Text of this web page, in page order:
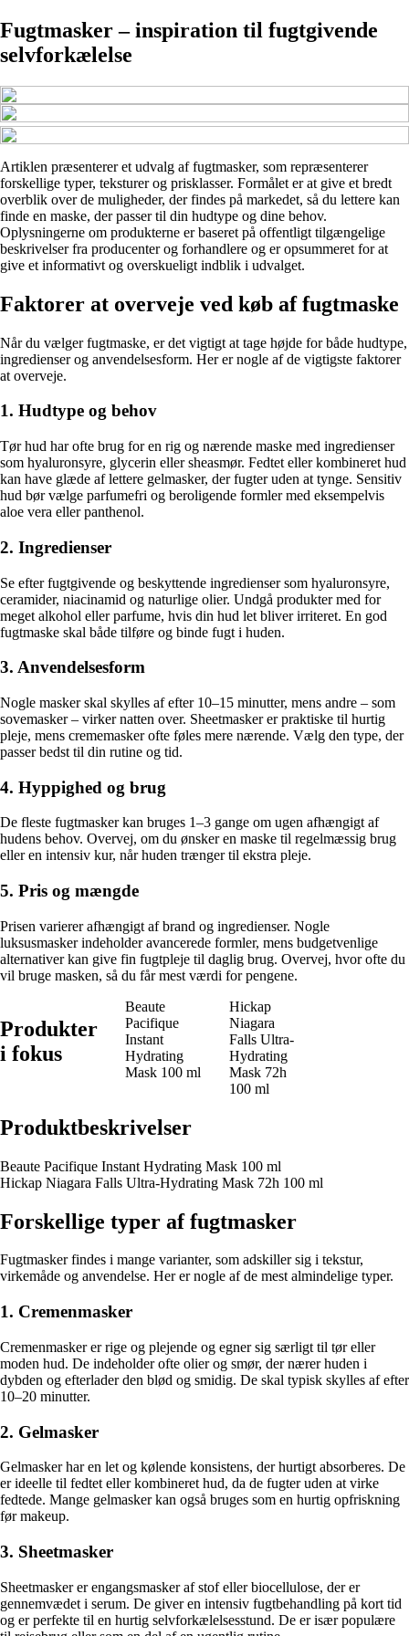
Fugtmasker – inspiration til fugtgivende
selvforkælelse
Artiklen præsenterer et udvalg af fugtmasker, som repræsenterer
forskellige typer, teksturer og prisklasser. Formålet er at give et bredt
overblik over de muligheder, der findes på markedet, så du lettere kan
finde en maske, der passer til din hudtype og dine behov.
Oplysningerne om produkterne er baseret på offentligt tilgængelige
beskrivelser fra producenter og forhandlere og er opsummeret for at
give et informativt og overskueligt indblik i udvalget.
Faktorer at overveje ved køb af fugtmaske
Når du vælger fugtmaske, er det vigtigt at tage højde for både hudtype,
ingredienser og anvendelsesform. Her er nogle af de vigtigste faktorer
at overveje.
1. Hudtype og behov
Tør hud har ofte brug for en rig og nærende maske med ingredienser
som hyaluronsyre, glycerin eller sheasmør. Fedtet eller kombineret hud
kan have glæde af lettere gelmasker, der fugter uden at tynge. Sensitiv
hud bør vælge parfumefri og beroligende formler med eksempelvis
aloe vera eller panthenol.
2. Ingredienser
Se efter fugtgivende og beskyttende ingredienser som hyaluronsyre,
ceramider, niacinamid og naturlige olier. Undgå produkter med for
meget alkohol eller parfume, hvis din hud let bliver irriteret. En god
fugtmaske skal både tilføre og binde fugt i huden.
3. Anvendelsesform
Nogle masker skal skylles af efter 10–15 minutter, mens andre – som
sovemasker – virker natten over. Sheetmasker er praktiske til hurtig
pleje, mens crememasker ofte føles mere nærende. Vælg den type, der
passer bedst til din rutine og tid.
4. Hyppighed og brug
De fleste fugtmasker kan bruges 1–3 gange om ugen afhængigt af
hudens behov. Overvej, om du ønsker en maske til regelmæssig brug
eller en intensiv kur, når huden trænger til ekstra pleje.
5. Pris og mængde
Prisen varierer afhængigt af brand og ingredienser. Nogle
luksusmasker indeholder avancerede formler, mens budgetvenlige
alternativer kan give fin fugtpleje til daglig brug. Overvej, hvor ofte du
vil bruge masken, så du får mest værdi for pengene.
Produkter
i fokus
Beaute
Pacifique
Instant
Hydrating
Mask 100 ml
Hickap
Niagara
Falls Ultra-
Hydrating
Mask 72h
100 ml
Produktbeskrivelser
Beaute Pacifique Instant Hydrating Mask 100 ml
Hickap Niagara Falls Ultra-Hydrating Mask 72h 100 ml
Forskellige typer af fugtmasker
Fugtmasker findes i mange varianter, som adskiller sig i tekstur,
virkemåde og anvendelse. Her er nogle af de mest almindelige typer.
1. Cremenmasker
Cremenmasker er rige og plejende og egner sig særligt til tør eller
moden hud. De indeholder ofte olier og smør, der nærer huden i
dybden og efterlader den blød og smidig. De skal typisk skylles af efter
10–20 minutter.
2. Gelmasker
Gelmasker har en let og kølende konsistens, der hurtigt absorberes. De
er ideelle til fedtet eller kombineret hud, da de fugter uden at virke
fedtede. Mange gelmasker kan også bruges som en hurtig opfriskning
før makeup.
3. Sheetmasker
Sheetmasker er engangsmasker af stof eller biocellulose, der er
gennemvædet i serum. De giver en intensiv fugtbehandling på kort tid
og er perfekte til en hurtig selvforkælelsesstund. De er især populære